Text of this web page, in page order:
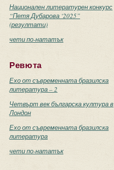
Национален литературен конкурс
“Петя Дубарова ‘2025”
(резултати)
чети по-нататък
Ревюта
Ехо от съвременната бразилска
литература – 2
Четвърт век българска култура в
Лондон
Ехо от съвременната бразилска
литература
чети по-нататък